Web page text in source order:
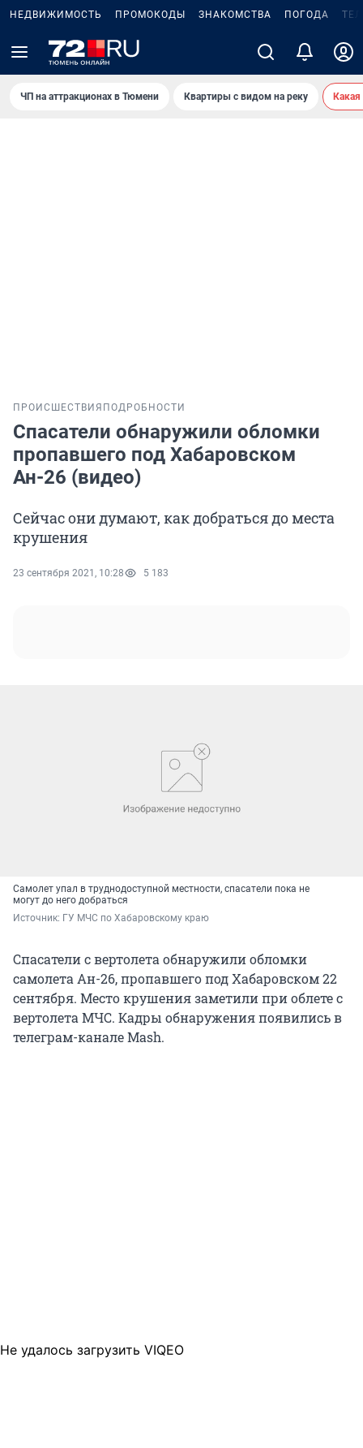
НЕДВИЖИМОСТЬ ПРОМОКОДЫ ЗНАКОМСТВА ПОГОДА
ЧП на аттракционах в Тюмени Квартиры с видом на реку
ПРОИСШЕСТВИЯ ПОДРОБНОСТИ
Спасатели обнаружили обломки
пропавшего под Хабаровском
Ан-26 (видео)
Сейчас они думают, как добраться до места
крушения
23 сентября 2021, 10:28 5 183
Самолет упал в труднодоступной местности, спасатели пока не
могут до него добраться
Источник: ГУ МЧС по Хабаровскому краю
Спасатели с вертолета обнаружили обломки
самолета Ан-26, пропавшего под Хабаровском 22
сентября. Место крушения заметили при облете с
вертолета МЧС. Кадры обнаружения появились в
телеграм-канале Mash.
Не удалось загрузить VIQEO